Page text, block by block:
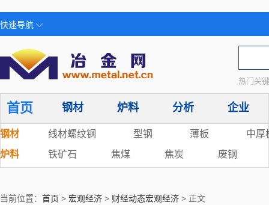
快速导航
热门关
首页 钢材 炉料 分析 企业
钢材 线材螺纹钢 型钢 薄板
中厚
炉料
铁矿石 焦煤 焦炭 废钢
当前位置： 首页 > 宏观经济 > 财经动态宏观经济 > 正文